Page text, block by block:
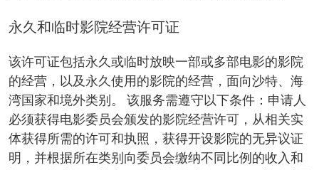
永久和临时影院经营许可证
该许可证包括永久或临时放映一部或多部电影的影院
的经营，以及永久使用的影院的经营，面向沙特、海
湾国家和境外类别。 该服务需遵守以下条件：申请人
必须获得电影委员会颁发的影院经营许可，从相关实
体获得所需的许可和执照，获得开设影院的无异议证
明，并根据所在类别向委员会缴纳不同比例的收入和